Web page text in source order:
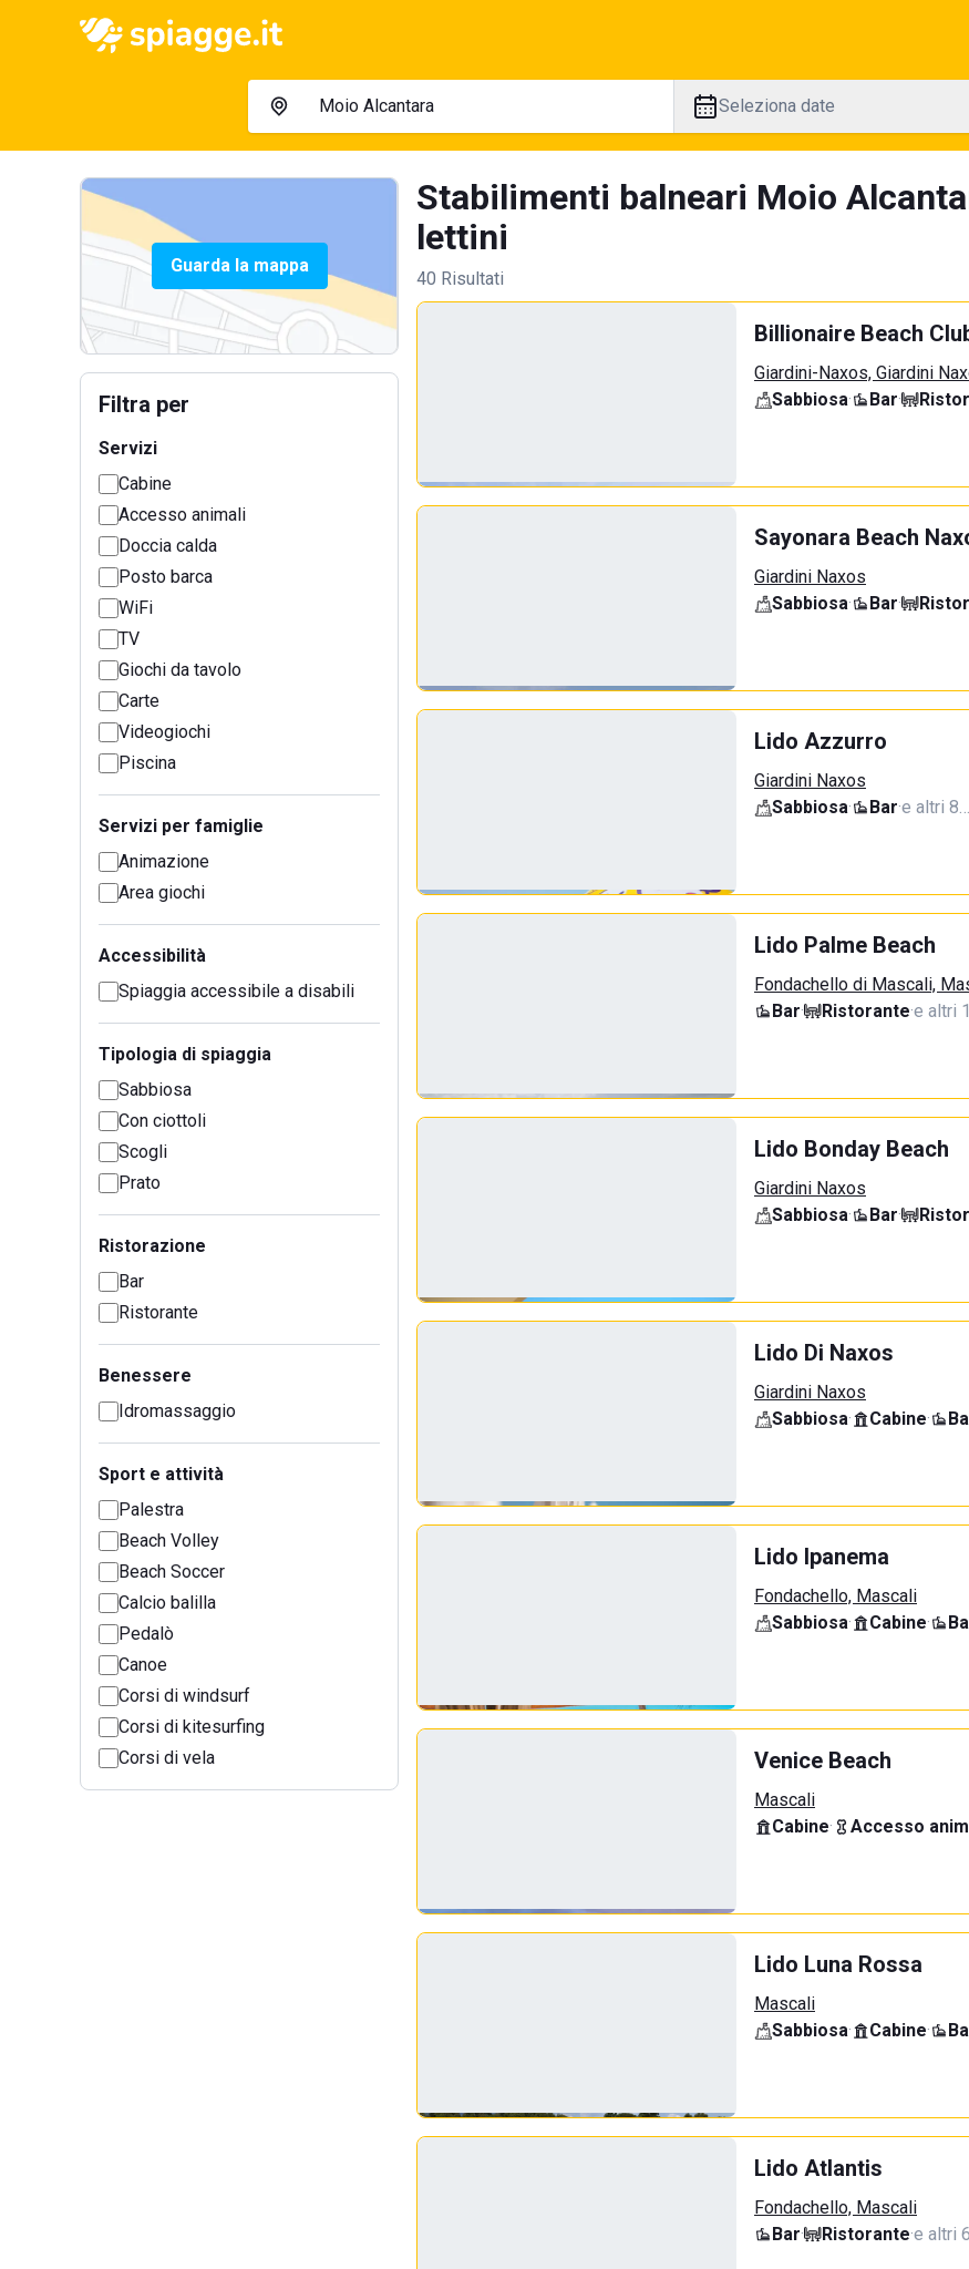
Seleziona date
Guarda la mappa
Filtra per
Servizi
Cabine
Accesso animali
Doccia calda
Posto barca
WiFi
TV
Giochi da tavolo
Carte
Videogiochi
Piscina
Servizi per famiglie
Animazione
Area giochi
Accessibilità
Spiaggia accessibile a disabili
Tipologia di spiaggia
Sabbiosa
Con ciottoli
Scogli
Prato
Ristorazione
Bar
Ristorante
Benessere
Idromassaggio
Sport e attività
Palestra
Beach Volley
Beach Soccer
Calcio balilla
Pedalò
Canoe
Corsi di windsurf
Corsi di kitesurfing
Corsi di vela
Stabilimenti balneari Moio
lettini
40 Risultati
Billionaire Beach
Giardini-Naxos, Giardini
Sabbiosa· Bar·
Sayonara Beach
Giardini Naxos
Sabbiosa· Bar·
Lido Azzurro
Giardini Naxos
Sabbiosa· Bar·e altri 8…
Lido Palme Beach
Fondachello di Mascali,
Bar· Ristorante·e altri
Lido Bonday Beach
Giardini Naxos
Sabbiosa· Bar·
Lido Di Naxos
Giardini Naxos
Sabbiosa· Cabine·
Lido Ipanema
Fondachello, Mascali
Sabbiosa· Cabine·
Venice Beach
Mascali
Cabine· Accesso
Lido Luna Rossa
Mascali
Sabbiosa· Cabine·
Lido Atlantis
Fondachello, Mascali
Bar· Ristorante·e altri